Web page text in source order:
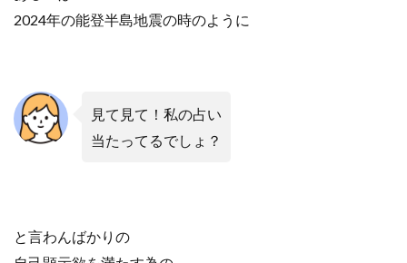
2024年の能登半島地震の時のように
見て見て！私の占い
当たってるでしょ？
と言わんばかりの